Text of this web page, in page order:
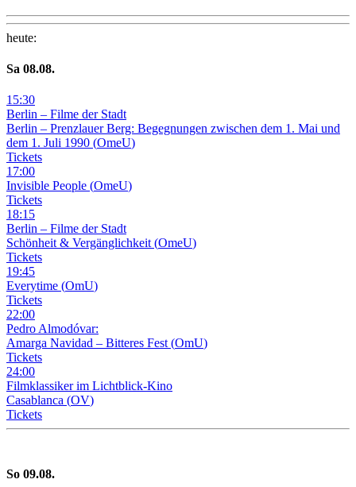
heute:
Sa 08.08.
15:30
Berlin – Filme der Stadt
Berlin – Prenzlauer Berg: Begegnungen zwischen dem 1. Mai und
dem 1. Juli 1990 (OmeU)
Tickets
17:00
Invisible People (OmeU)
Tickets
18:15
Berlin – Filme der Stadt
Schönheit & Vergänglichkeit (OmeU)
Tickets
19:45
Everytime (OmU)
Tickets
22:00
Pedro Almodóvar:
Amarga Navidad – Bitteres Fest (OmU)
Tickets
24:00
Filmklassiker im Lichtblick-Kino
Casablanca (OV)
Tickets
So 09.08.